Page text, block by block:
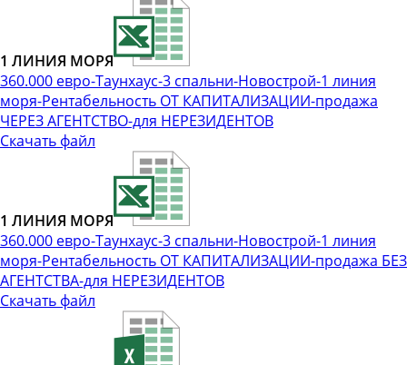
1 ЛИНИЯ МОРЯ
360.000 евро-Таунхаус-3 спальни-Новострой-1 линия
моря-Рентабельность ОТ КАПИТАЛИЗАЦИИ-продажа
ЧЕРЕЗ АГЕНТСТВО-для НЕРЕЗИДЕНТОВ
Скачать файл
1 ЛИНИЯ МОРЯ
360.000 евро-Таунхаус-3 спальни-Новострой-1 линия
моря-Рентабельность ОТ КАПИТАЛИЗАЦИИ-продажа БЕЗ
АГЕНТСТВА-для НЕРЕЗИДЕНТОВ
Скачать файл